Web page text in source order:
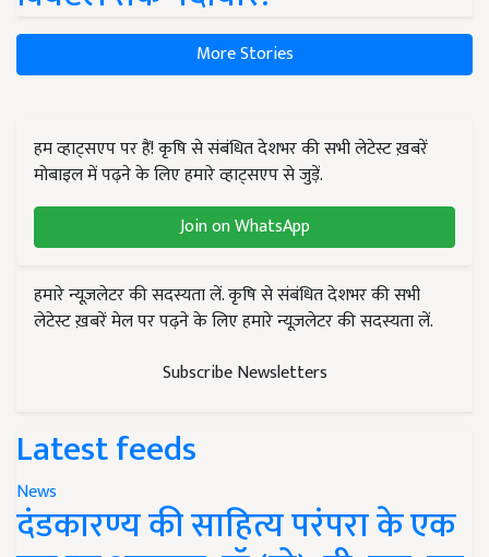
More Stories
हम व्हाट्सएप पर हैं! कृषि से संबंधित देशभर की सभी लेटेस्ट ख़बरें
मोबाइल में पढ़ने के लिए हमारे व्हाट्सएप से जुड़ें.
Join on WhatsApp
हमारे न्यूज़लेटर की सदस्यता लें. कृषि से संबंधित देशभर की सभी
लेटेस्ट ख़बरें मेल पर पढ़ने के लिए हमारे न्यूज़लेटर की सदस्यता लें.
Subscribe Newsletters
Latest feeds
News
दंडकारण्य की साहित्य परंपरा के एक